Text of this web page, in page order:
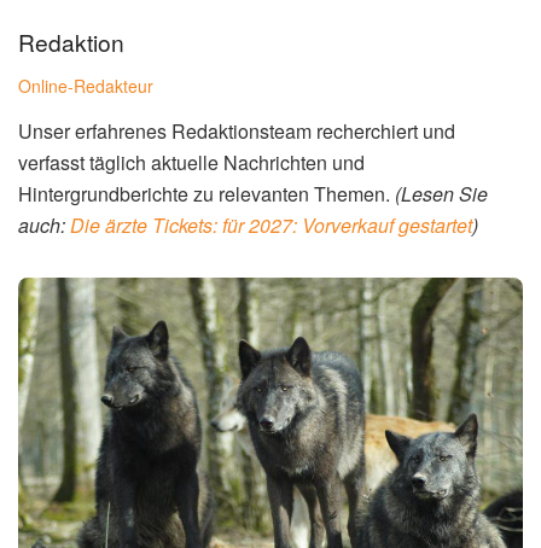
Redaktion
Online-Redakteur
Unser erfahrenes Redaktionsteam recherchiert und
verfasst täglich aktuelle Nachrichten und
Hintergrundberichte zu relevanten Themen. (Lesen Sie
auch:Die ärzte Tickets: für 2027: Vorverkauf gestartet)